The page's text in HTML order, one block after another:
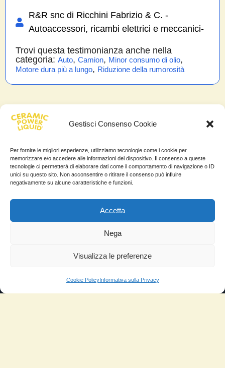
Gestisci Consenso Cookie
Per fornire le migliori esperienze, utilizziamo tecnologie come i cookie per
memorizzare e/o accedere alle informazioni del dispositivo. Il consenso a queste
tecnologie ci permetterà di elaborare dati come il comportamento di navigazione o ID
unici su questo sito. Non acconsentire o ritirare il consenso può influire
negativamente su alcune caratteristiche e funzioni.
Accetta
Nega
Visualizza le preferenze
Cookie PolicyInformativa sulla Privacy
R&R snc di Ricchini Fabrizio & C. -
Autoaccessori, ricambi elettrici e meccanici-
Trovi questa testimonianza anche nella
categoria: Auto, Camion, Minor consumo di olio,
Motore dura più a lungo, Riduzione della rumorosità
SCOPRI GLI ALTRI VANTAGGI
PER AVERE TUTTI I VANTAGGI
DI
CERAMIC POWER
LIQUID
ENTRA SUBITO NELLO SHOP